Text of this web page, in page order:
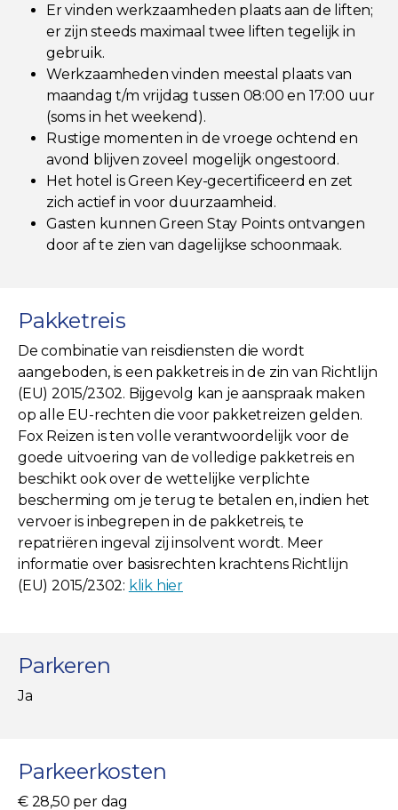
Er vinden werkzaamheden plaats aan de liften;
er zijn steeds maximaal twee liften tegelijk in
gebruik.
Werkzaamheden vinden meestal plaats van
maandag t/m vrijdag tussen 08:00 en 17:00 uur
(soms in het weekend).
Rustige momenten in de vroege ochtend en
avond blijven zoveel mogelijk ongestoord.
Het hotel is Green Key-gecertificeerd en zet
zich actief in voor duurzaamheid.
Gasten kunnen Green Stay Points ontvangen
door af te zien van dagelijkse schoonmaak.
Pakketreis
De combinatie van reisdiensten die wordt
aangeboden, is een pakketreis in de zin van Richtlijn
(EU) 2015/2302. Bijgevolg kan je aanspraak maken
op alle EU-rechten die voor pakketreizen gelden.
Fox Reizen is ten volle verantwoordelijk voor de
goede uitvoering van de volledige pakketreis en
beschikt ook over de wettelijke verplichte
bescherming om je terug te betalen en, indien het
vervoer is inbegrepen in de pakketreis, te
repatriëren ingeval zij insolvent wordt. Meer
informatie over basisrechten krachtens Richtlijn
(EU) 2015/2302: klik hier
Parkeren
Ja
Parkeerkosten
€ 28,50 per dag